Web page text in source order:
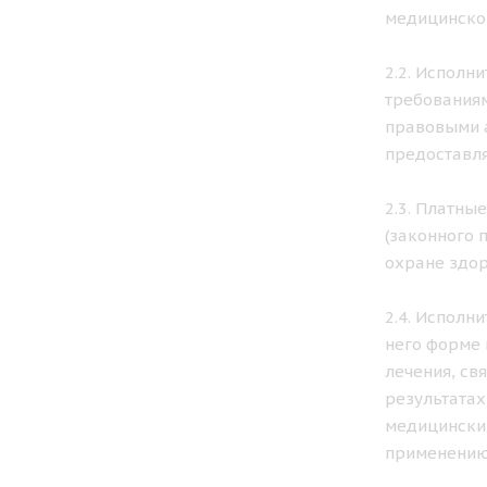
2.2.
правовыми
2.3.
(законного
охране
2.4.
него форме
лечения,